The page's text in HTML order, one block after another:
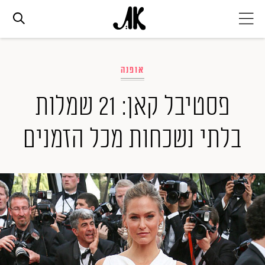
אופנה
ביוטי
סלבס
ערוצים נוספים
המגזין
אופנה
פסטיבל קאן: 21 שמלות
בלתי נשכחות מכל הזמנים